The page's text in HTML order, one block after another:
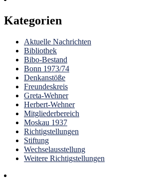
Kategorien
Aktuelle Nachrichten
Bibliothek
Bibo-Bestand
Bonn 1973/74
Denkanstöße
Freundeskreis
Greta-Wehner
Herbert-Wehner
Mitgliederbereich
Moskau 1937
Richtigstellungen
Stiftung
Wechselausstellung
Weitere Richtigstellungen